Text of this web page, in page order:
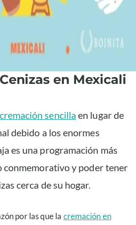
en Mexicali
cremación sencilla en lugar de
debido a los enormes
es una programación más
conmemorativo y poder tener
cerca de su hogar.
por las que la cremación en